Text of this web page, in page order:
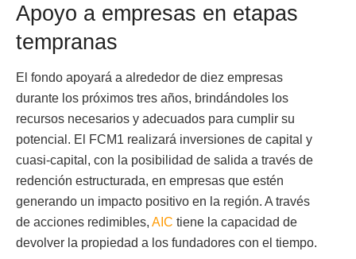
Apoyo a empresas en etapas
tempranas
El fondo apoyará a alrededor de diez empresas
durante los próximos tres años, brindándoles los
recursos necesarios y adecuados para cumplir su
potencial. El FCM1 realizará inversiones de capital y
cuasi-capital, con la posibilidad de salida a través de
redención estructurada, en empresas que estén
generando un impacto positivo en la región. A través
de acciones redimibles, AIC tiene la capacidad de
devolver la propiedad a los fundadores con el tiempo.